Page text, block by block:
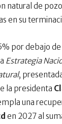
natural de
en su
por debajo
Estrategia
,
la presidenta
una
en 2027 al